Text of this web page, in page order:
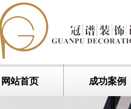
网站首页 成功案例